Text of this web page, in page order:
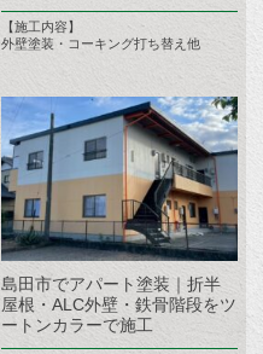
【施工内容】
外壁塗装・コーキング打ち替え他
島田市でアパート塗装｜折半
屋根・ALC外壁・鉄骨階段をツ
ートンカラーで施工